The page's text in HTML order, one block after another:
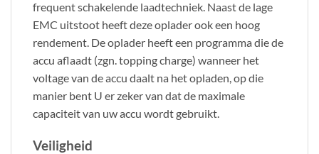
frequent schakelende laadtechniek. Naast de lage
EMC uitstoot heeft deze oplader ook een hoog
rendement. De oplader heeft een programma die de
accu aflaadt (zgn. topping charge) wanneer het
voltage van de accu daalt na het opladen, op die
manier bent U er zeker van dat de maximale
capaciteit van uw accu wordt gebruikt.
Veiligheid